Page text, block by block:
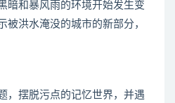
暗和暴风雨的环境开始发生变
被洪水淹没的城市的新部分，
，摆脱污点的记忆世界，并遇